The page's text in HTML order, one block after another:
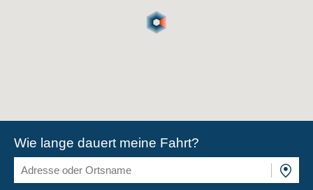
Wie lange dauert meine Fahrt?